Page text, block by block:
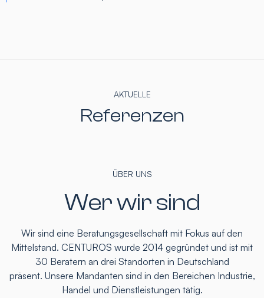
AKTUELLE
Referenzen
ÜBER UNS
Wer wir sind
Wir sind eine Beratungsgesellschaft mit Fokus auf den
Mittelstand. CENTUROS wurde 2014 gegründet und ist mit
30 Beratern an drei Standorten in Deutschland
präsent. Unsere Mandanten sind in den Bereichen Industrie,
Handel und Dienstleistungen tätig.